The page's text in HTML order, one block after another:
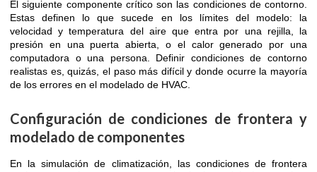
El siguiente componente crítico son las condiciones de contorno.
Estas definen lo que sucede en los límites del modelo: la
velocidad y temperatura del aire que entra por una rejilla, la
presión en una puerta abierta, o el calor generado por una
computadora o una persona. Definir condiciones de contorno
realistas es, quizás, el paso más difícil y donde ocurre la mayoría
de los errores en el modelado de HVAC.
Configuración de condiciones de frontera y
modelado de componentes
En la simulación de climatización, las condiciones de frontera